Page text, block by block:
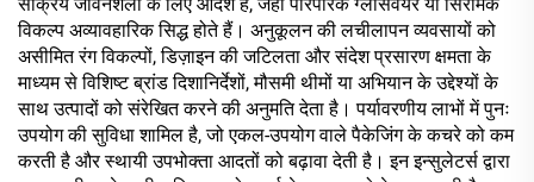
विकल्प अव्यावहारिक सिद्ध होते हैं। अनुकूलन की लचीलापन व्यवसायों को
असीमित रंग विकल्पों, डिज़ाइन की जटिलता और संदेश प्रसारण क्षमता के
माध्यम से विशिष्ट ब्रांड दिशानिर्देशों, मौसमी थीमों या अभियान के उद्देश्यों के
साथ उत्पादों को संरेखित करने की अनुमति देता है। पर्यावरणीय लाभों में पुनः
उपयोग की सुविधा शामिल है, जो एकल-उपयोग वाले पैकेजिंग के कचरे को कम
करती है और स्थायी उपभोक्ता आदतों को बढ़ावा देती है। इन इन्सुलेटर्स द्वारा